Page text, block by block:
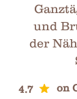
und
der
4.7 on